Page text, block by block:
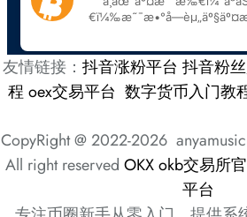
友情链接： 抖音涨粉平台 抖音粉
程oex交易平台 数字货币入门教
CopyRight @ 2022-2026
All right reserved OKXokb交易所
平台